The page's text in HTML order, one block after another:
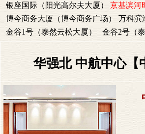
银座国际（阳光高尔夫大厦）
京基滨河
博今商务大厦（博今商务广场）
万科滨
金谷1号（泰然云松大厦）
金谷2号（
华强北 中航中心【